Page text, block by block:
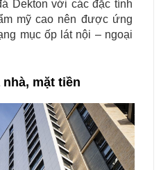
Dekton với các đặc tính
mỹ cao nên được ứng
mục ốp lát nội – ngoại
mặt tiền